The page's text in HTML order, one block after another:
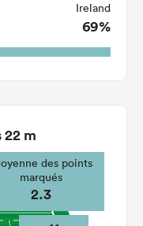
Ireland
69%
22 m
des points
marqués
2.3